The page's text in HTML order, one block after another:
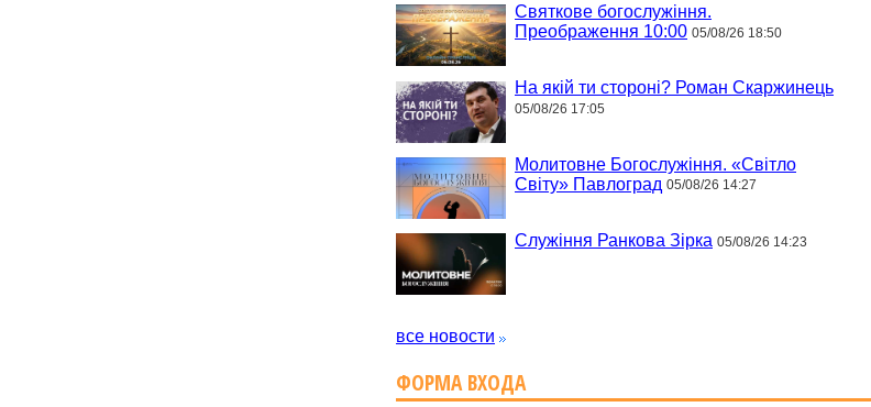
Святкове богослужіння.
Преображення 10:00 05/08/26 18:50
На якій ти стороні? Роман Скаржинець
05/08/26 17:05
Молитовне Богослужіння. «Світло
Світу» Павлоград 05/08/26 14:27
Служіння Ранкова Зірка 05/08/26 14:23
все новости
ФОРМА ВХОДА